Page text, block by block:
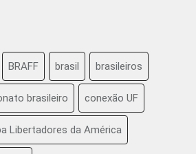
BRAFF brasil brasileiros
brasileiro conexão UF
Libertadores da América